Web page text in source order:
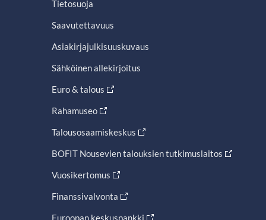
Tietosuoja
Saavutettavuus
Asiakirjajulkisuuskuvaus
Sähköinen allekirjoitus
Euro & talous
Rahamuseo
Talousosaamiskeskus
BOFIT Nousevien talouksien tutkimuslaitos
Vuosikertomus
Finanssivalvonta
Euroopan keskuspankki